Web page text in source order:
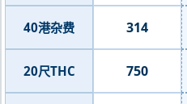
40港杂费 314
20尺THC 750